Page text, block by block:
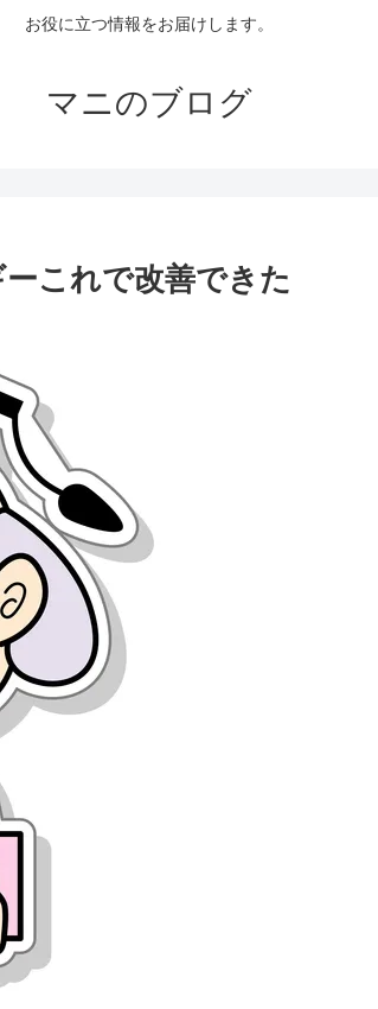
お役に立つ情報をお届けします。
マニのブログ
これで改善できた